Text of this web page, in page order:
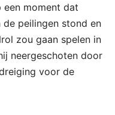
een moment dat
de peilingen stond en
zou gaan spelen in
neergeschoten door
voor de